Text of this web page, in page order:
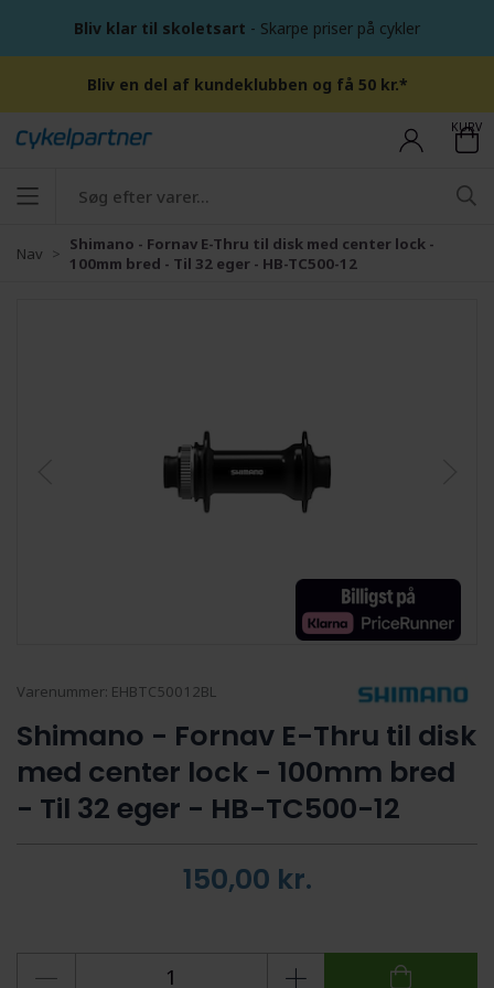
Bliv klar til skoletsart - Skarpe priser på cykler
Bliv en del af kundeklubben og få 50 kr.*
KURV
Nav
Shimano - Fornav E-Thru til disk med center lock -
100mm bred - Til 32 eger - HB-TC500-12
Varenummer: EHBTC50012BL
Shimano - Fornav E-Thru til disk
med center lock - 100mm bred
- Til 32 eger - HB-TC500-12
150,00 kr.